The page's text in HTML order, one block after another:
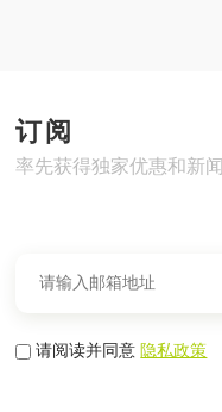
订阅
率先获得独家优惠和新闻
请阅读并同意隐私政策